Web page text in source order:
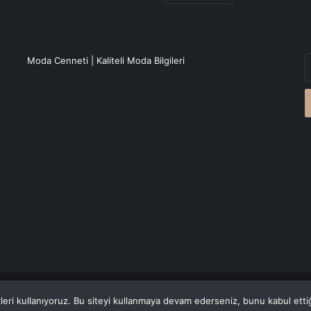
Moda Cenneti | Kaliteli Moda Bilgileri
Canlı Haber'den alınmaktadır.
kullanıyoruz. Bu siteyi kullanmaya devam ederseniz, bunu kabul